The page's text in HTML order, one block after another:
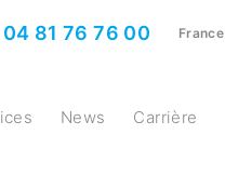
04 81 76 76 00 France
News Carrière